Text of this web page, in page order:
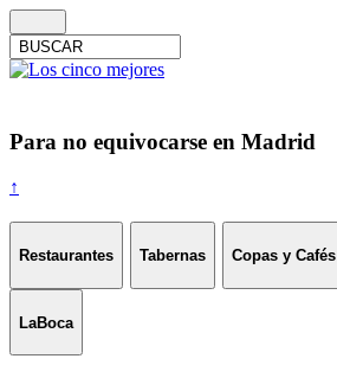
Para no equivocarse en Madrid
↑
Restaurantes Tabernas Copas y Cafés
LaBoca